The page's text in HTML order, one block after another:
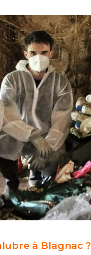
à Blagnac ?